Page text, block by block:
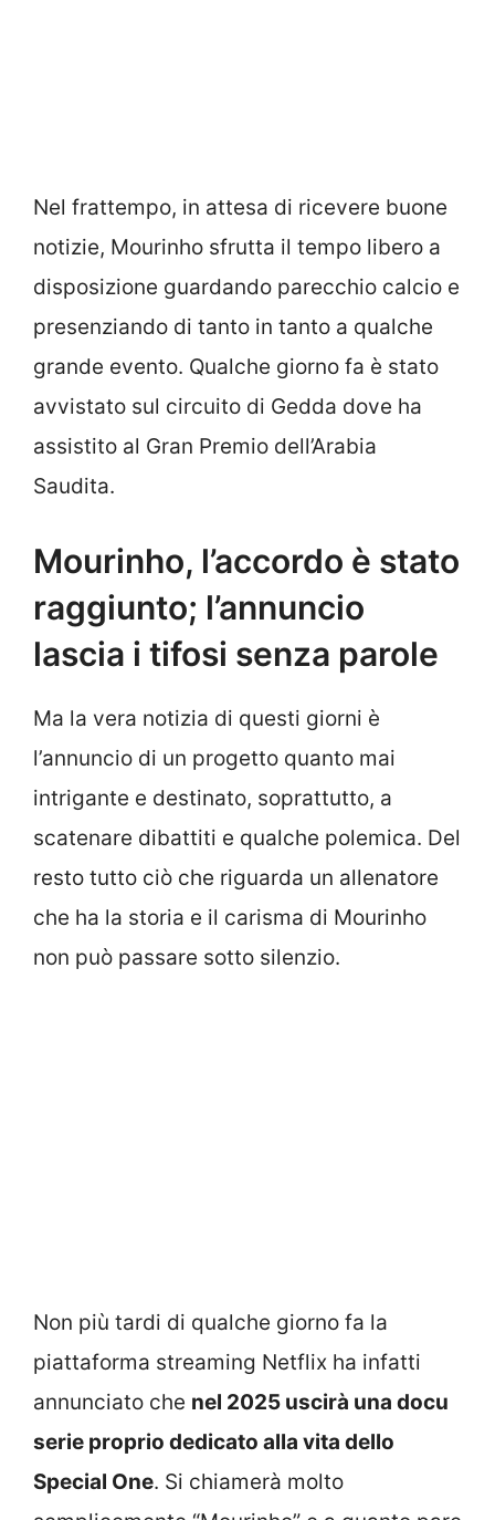
Nel frattempo, in attesa di ricevere buone
notizie, Mourinho sfrutta il tempo libero a
disposizione guardando parecchio calcio e
presenziando di tanto in tanto a qualche
grande evento. Qualche giorno fa è stato
avvistato sul circuito di Gedda dove ha
assistito al Gran Premio dell’Arabia
Saudita.
Mourinho, l’accordo è stato
raggiunto; l’annuncio
lascia i tifosi senza parole
Ma la vera notizia di questi giorni è
l’annuncio di un progetto quanto mai
intrigante e destinato, soprattutto, a
scatenare dibattiti e qualche polemica. Del
resto tutto ciò che riguarda un allenatore
che ha la storia e il carisma di Mourinho
non può passare sotto silenzio.
Non più tardi di qualche giorno fa la
piattaforma streaming Netflix ha infatti
annunciato che nel 2025 uscirà una docu
serie proprio dedicato alla vita dello
Special One. Si chiamerà molto